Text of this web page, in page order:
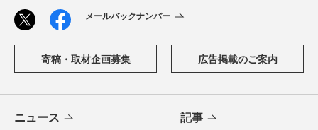
メールバックナンバー
寄稿・取材企画募集 広告掲載のご案内
ニュース 記事